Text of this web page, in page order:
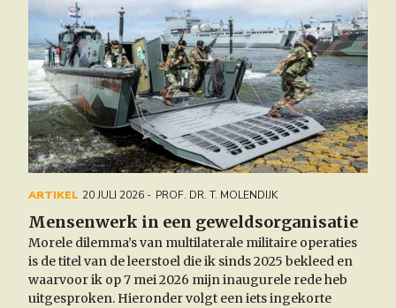
ARTIKEL 20 JULI 2026 PROF. DR. T. MOLENDIJK
Mensenwerk in een geweldsorganisatie
Morele dilemma’s van multilaterale militaire operaties
is de titel van de leerstoel die ik sinds 2025 bekleed en
waarvoor ik op 7 mei 2026 mijn inaugurele rede heb
uitgesproken. Hieronder volgt een iets ingekorte